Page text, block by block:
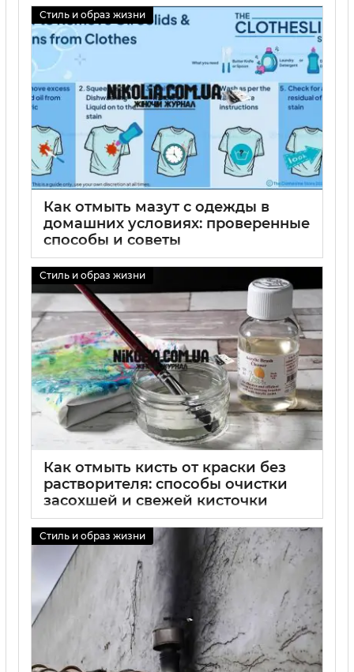
01 09 2025 0
Стиль и образ жизни
Как отмыть мазут с одежды в
домашних условиях: проверенные
способы и советы
Стиль и образ жизни
Как отмыть кисть от краски без
растворителя: способы очистки
засохшей и свежей кисточки
Стиль и образ жизни